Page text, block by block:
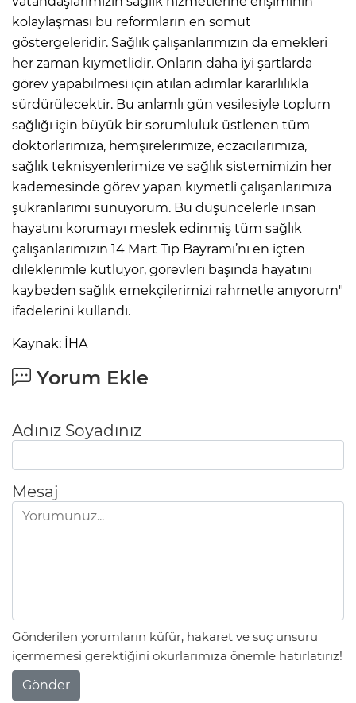
kolaylaşması bu reformların en somut
göstergeleridir. Sağlık çalışanlarımızın da emekleri
her zaman kıymetlidir. Onların daha iyi şartlarda
görev yapabilmesi için atılan adımlar kararlılıkla
sürdürülecektir. Bu anlamlı gün vesilesiyle toplum
sağlığı için büyük bir sorumluluk üstlenen tüm
doktorlarımıza, hemşirelerimize, eczacılarımıza,
sağlık teknisyenlerimize ve sağlık sistemimizin her
kademesinde görev yapan kıymetli çalışanlarımıza
şükranlarımı sunuyorum. Bu düşüncelerle insan
hayatını korumayı meslek edinmiş tüm sağlık
çalışanlarımızın 14 Mart Tıp Bayramı’nı en içten
dileklerimle kutluyor, görevleri başında hayatını
kaybeden sağlık emekçilerimizi rahmetle anıyorum"
ifadelerini kullandı.
Kaynak: İHA
Yorum Ekle
Adınız Soyadınız
Mesaj
Gönderilen yorumların küfür, hakaret ve suç unsuru
içermemesi gerektiğini okurlarımıza önemle hatırlatırız!
Gönder